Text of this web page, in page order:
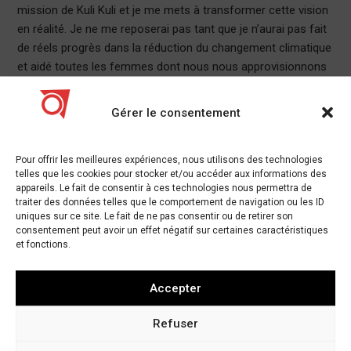
Gérer le consentement
Pour offrir les meilleures expériences, nous utilisons des technologies
telles que les cookies pour stocker et/ou accéder aux informations des
appareils. Le fait de consentir à ces technologies nous permettra de
traiter des données telles que le comportement de navigation ou les ID
uniques sur ce site. Le fait de ne pas consentir ou de retirer son
consentement peut avoir un effet négatif sur certaines caractéristiques
et fonctions.
Accepter
Refuser
mission de Kuli Kuli et je me mets à transformer cette vision
en réalité. Je ne me reposerai pas tant que je n’aurai pas fait
de réels progrès dans la réduction du changement climatique
et aidé toutes les femmes dont nous nous approvisionnons
il est difficile de voir les plus petites victoires, comme lorsque
nous avons lancé dans notre 10 000e magasin, ou lorsque
biologiques au goût incroyable. Après une décennie de travail,
j’ai réalisé que les montagnes russes de la vie des startups
ne sont amusantes que si vous célébrez les sommets.
Célébrer ces hauts vous permet de mieux faire face aux bas
inévitables.
Un ami m’a dit récemment qu’elle était heureuse d’être
devenue une meilleure amie, contrairement à ce que j’ai